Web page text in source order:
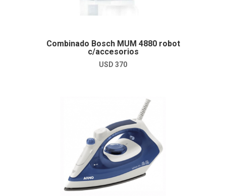
Combinado Bosch MUM 4880 robot
c/accesorios
USD 370